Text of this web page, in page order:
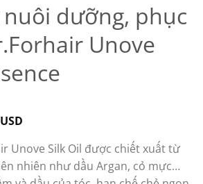
dưỡng, phục
Unove
USD
Unove Silk Oil được chiết xuất từ
nhiên như dầu Argan, cỏ mực…